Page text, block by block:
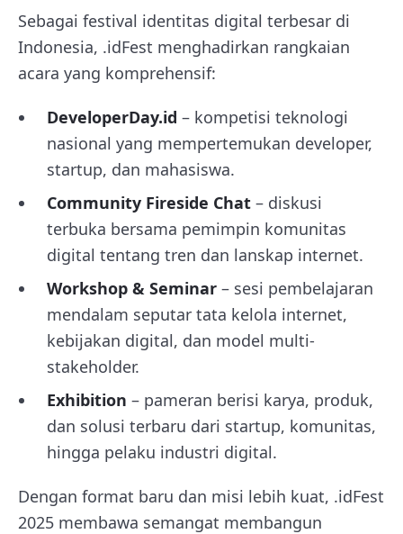
Sebagai festival identitas digital terbesar di
Indonesia, .idFest menghadirkan rangkaian
acara yang komprehensif:
DeveloperDay.id – kompetisi teknologi
nasional yang mempertemukan developer,
startup, dan mahasiswa.
Community Fireside Chat – diskusi
terbuka bersama pemimpin komunitas
digital tentang tren dan lanskap internet.
Workshop & Seminar – sesi pembelajaran
mendalam seputar tata kelola internet,
kebijakan digital, dan model multi-
stakeholder.
Exhibition – pameran berisi karya, produk,
dan solusi terbaru dari startup, komunitas,
hingga pelaku industri digital.
Dengan format baru dan misi lebih kuat, .idFest
2025 membawa semangat membangun